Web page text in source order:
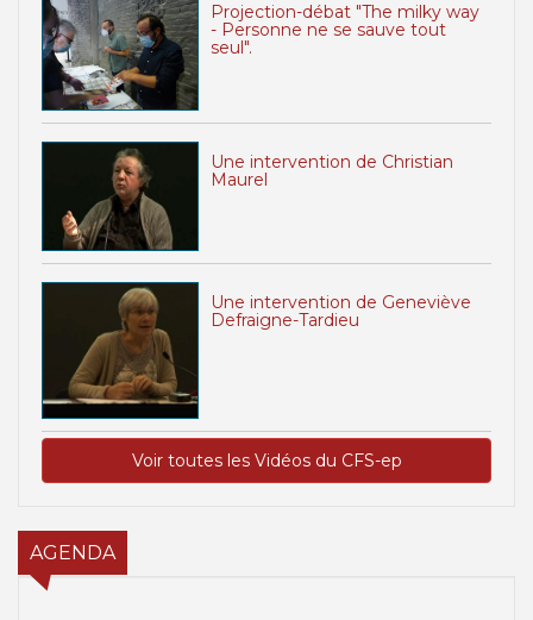
Projection-débat "The milky way
- Personne ne se sauve tout
seul".
Une intervention de Christian
Maurel
Une intervention de Geneviève
Defraigne-Tardieu
Voir toutes les Vidéos du CFS-ep
AGENDA